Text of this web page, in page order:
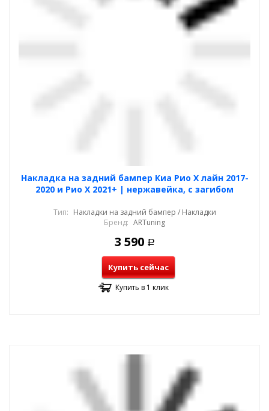
Накладка на задний бампер Киа Рио Х лайн 2017-
2020 и Рио Х 2021+ | нержавейка, с загибом
Тип: Накладки на задний бампер / Накладки
Бренд: ARTuning
3 590 Р
Купить сейчас
Купить в 1 клик